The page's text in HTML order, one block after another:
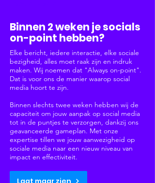
Binnen 2 weken je socials
on-point hebben?
Elke bericht, iedere interactie, elke sociale
bezigheid, alles moet raak zijn en indruk
maken. Wij noemen dat "Always on-point".
Dat is voor ons de manier waarop social
media hoort te zijn.
Binnen slechts twee weken hebben wij de
capaciteit om jouw aanpak op social media
tot in de puntjes te verzorgen, dankzij ons
geavanceerde gameplan. Met onze
expertise tillen we jouw aanwezigheid op
sociale media naar een nieuw niveau van
impact en effectiviteit.
Laat maar zien